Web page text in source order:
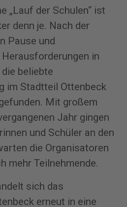
„Lauf der Schulen“ ist
denn je. Nach der
Pause und
in
beliebte
im Stadtteil Ottenbeck
Mit großem
Jahr gingen
und Schüler an den
die Organisatoren
mehr Teilnehmende.
sich das
erneut in eine